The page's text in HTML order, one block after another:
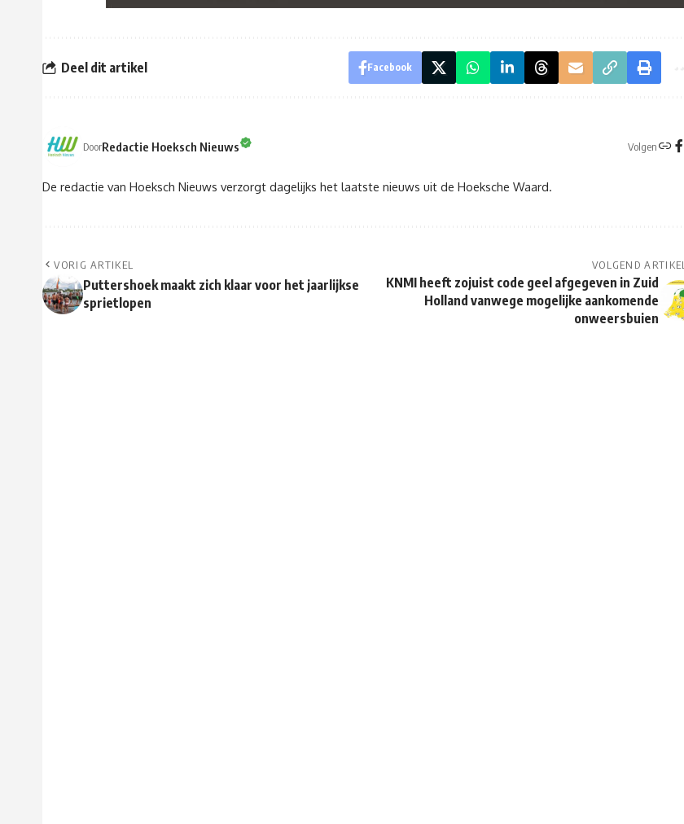
Deel dit artikel Facebook
DoorRedactie Hoeksch Nieuws Volgen
De redactie van Hoeksch Nieuws verzorgt dagelijks het laatste nieuws uit de Hoeksche Waard.
VORIG ARTIKEL
Puttershoek maakt zich klaar voor het jaarlijkse
sprietlopen
VOLGEND ARTIKEL
KNMI heeft zojuist code geel afgegeven in Zuid
Holland vanwege mogelijke aankomende
onweersbuien